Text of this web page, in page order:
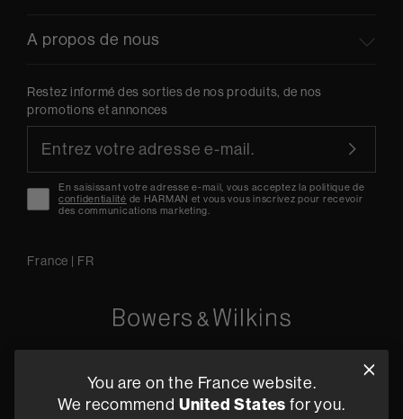
A propos de nous
Restez informé des sorties de nos produits, de nos
promotions et annonces
En saisissant votre adresse e-mail, vous acceptez la politique de
confidentialité de HARMAN et vous vous inscrivez pour recevoir
des communications marketing.
France | FR
+33 (1) 89 54 63 64
You are on the France website.
We recommend United States for you.